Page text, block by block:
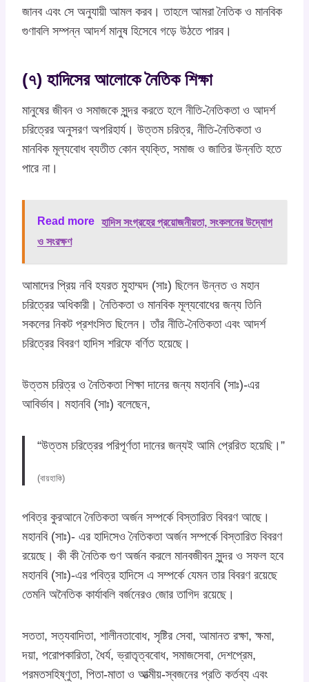
জানব এবং সে অনুযায়ী আমল করব। তাহলে আমরা নৈতিক ও মানবিক
গুণাবলি সম্পন্ন আদর্শ মানুষ হিসেবে গড়ে উঠতে পারব।
(৭) হাদিসের আলোকে নৈতিক শিক্ষা
মানুষের জীবন ও সমাজকে সুন্দর করতে হলে নীতি-নৈতিকতা ও আদর্শ
চরিত্রের অনুসরণ অপরিহার্য। উত্তম চরিত্র, নীতি-নৈতিকতা ও
মানবিক মূল্যবোধ ব্যতীত কোন ব্যক্তি, সমাজ ও জাতির উন্নতি হতে
পারে না।
Read more হাদিস সংগ্রহের প্রয়োজনীয়তা, সংকলনের উদ্যোগ
ও সংরক্ষণ
আমাদের প্রিয় নবি হযরত মুহাম্মদ (সাঃ) ছিলেন উন্নত ও মহান
চরিত্রের অধিকারী। নৈতিকতা ও মানবিক মূল্যবোধের জন্য তিনি
সকলের নিকট প্রশংসিত ছিলেন। তাঁর নীতি-নৈতিকতা এবং আদর্শ
চরিত্রের বিবরণ হাদিস শরিফে বর্ণিত হয়েছে।
উত্তম চরিত্র ও নৈতিকতা শিক্ষা দানের জন্য মহানবি (সাঃ)-এর
আবির্ভাব। মহানবি (সাঃ) বলেছেন,
“উত্তম চরিত্রের পরিপূর্ণতা দানের জন্যই আমি প্রেরিত হয়েছি।”
(বায়হাকি)
পবিত্র কুরআনে নৈতিকতা অর্জন সম্পর্কে বিস্তারিত বিবরণ আছে।
মহানবি (সাঃ)- এর হাদিসেও নৈতিকতা অর্জন সম্পর্কে বিস্তারিত বিবরণ
রয়েছে। কী কী নৈতিক গুণ অর্জন করলে মানবজীবন সুন্দর ও সফল হবে
মহানবি (সাঃ)-এর পবিত্র হাদিসে এ সম্পর্কে যেমন তার বিবরণ রয়েছে
তেমনি অনৈতিক কার্যাবলি বর্জনেরও জোর তাগিদ রয়েছে।
সততা, সত্যবাদিতা, শালীনতাবোধ, সৃষ্টির সেবা, আমানত রক্ষা, ক্ষমা,
দয়া, পরোপকারিতা, ধৈর্য, ভ্রাতৃত্ববোধ, সমাজসেবা, দেশপ্রেম,
পরমতসহিষ্ণুতা, পিতা-মাতা ও আত্মীয়-স্বজনের প্রতি কর্তব্য এবং